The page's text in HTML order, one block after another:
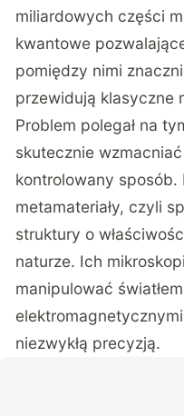
miliardowych części
kwantowe
pomiędzy nimi
przewidują klasyczne
Problem polegał na
skutecznie
kontrolowany sposób.
metamateriały, czyli
struktury o
naturze. Ich
manipulować
niezwykłą precyzją.